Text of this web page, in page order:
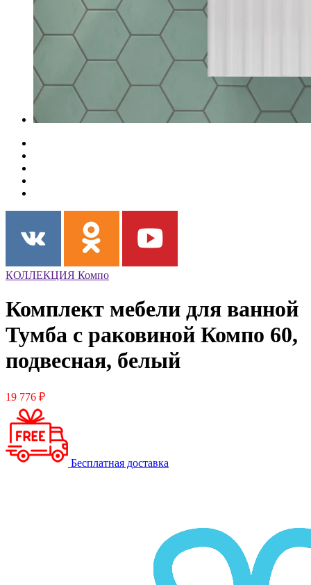
КОЛЛЕКЦИЯ Компо
Комплект мебели для ванной
Тумба с раковиной Компо 60,
подвесная, белый
19 776 ₽
Бесплатная доставка